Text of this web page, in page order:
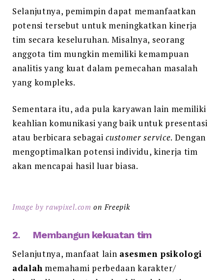
Selanjutnya, pemimpin dapat memanfaatkan
potensi tersebut untuk meningkatkan kinerja
tim secara keseluruhan. Misalnya, seorang
anggota tim mungkin memiliki kemampuan
analitis yang kuat dalam pemecahan masalah
yang kompleks.
Sementara itu, ada pula karyawan lain memiliki
keahlian komunikasi yang baik untuk presentasi
atau berbicara sebagaicustomer service. Dengan
mengoptimalkan potensi individu, kinerja tim
akan mencapai hasil luar biasa.
Image by rawpixel.com on Freepik
2. Membangun kekuatan tim
Selanjutnya, manfaat lain asesmen psikologi
adalah memahami perbedaan karakter/